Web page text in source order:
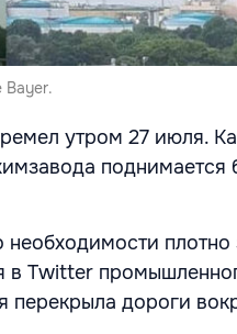
Bayer.
утром 27 июля.
плотно
в Twitter
дороги